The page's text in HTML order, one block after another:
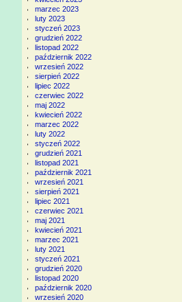
marzec 2023
luty 2023
styczeń 2023
grudzień 2022
listopad 2022
październik 2022
wrzesień 2022
sierpień 2022
lipiec 2022
czerwiec 2022
maj 2022
kwiecień 2022
marzec 2022
luty 2022
styczeń 2022
grudzień 2021
listopad 2021
październik 2021
wrzesień 2021
sierpień 2021
lipiec 2021
czerwiec 2021
maj 2021
kwiecień 2021
marzec 2021
luty 2021
styczeń 2021
grudzień 2020
listopad 2020
październik 2020
wrzesień 2020